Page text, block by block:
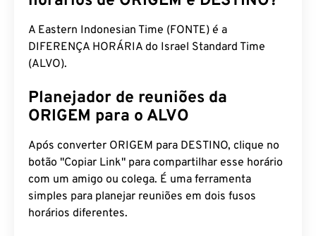
horários de ORIGEM e DESTINO?
A Eastern Indonesian Time (FONTE) é a
(ALVO).
ORIGEM para o ALVO
Após converter ORIGEM para DESTINO, clique no
botão "Copiar Link" para compartilhar esse horário
com um amigo ou colega. É uma ferramenta